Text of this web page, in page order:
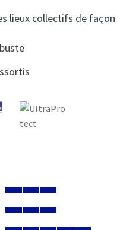
lieux collectifs de façon